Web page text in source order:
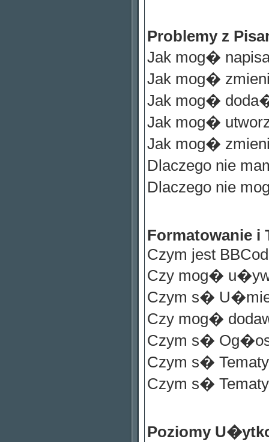
Problemy z
Jak mog�
Jak mog�
Jak mog�
Jak mog�
Jak mog�
Dlaczego nie
Dlaczego nie
Formatowanie i
Czym jest
Czy mog�
Czym s�
Czy mog�
Czym s�
Czym s�
Czym s�
Poziomy